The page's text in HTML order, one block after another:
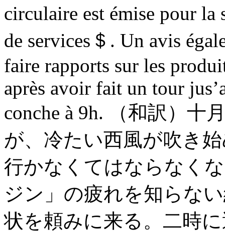
circulaire est émise pour la
de services＄. Un avis
faire rapports sur les
après avoir fait un tour
conche à 9h. （和訳）
が、冷たい西風が吹き
行かなくてはならなく
ジン」の疲れを知らな
状を頼みに来る。二時